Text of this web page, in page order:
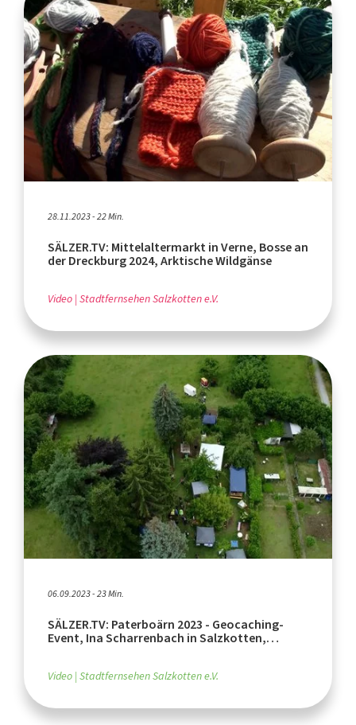
28.11.2023 - 22 Min.
SÄLZER.TV: Mittelaltermarkt in Verne, Bosse an
der Dreckburg 2024, Arktische Wildgänse
Video Stadtfernsehen Salzkotten e.V.
06.09.2023 - 23 Min.
SÄLZER.TV: Paterboärn 2023 - Geocaching-
Event, Ina Scharrenbach in Salzkotten,
Video Stadtfernsehen Salzkotten e.V.